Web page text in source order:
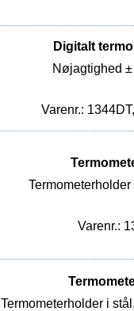
Digitalt
Nøjagtighed
Varenr.:
Varenr.:
Termometerholder i